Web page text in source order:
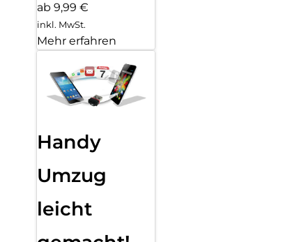
ab 9,99 €
inkl. MwSt.
Mehr erfahren
Handy
Umzug
leicht